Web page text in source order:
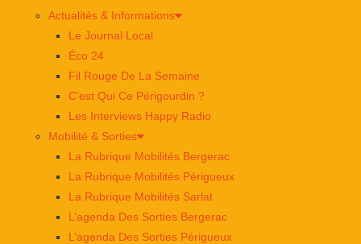
Actualités & Informations
Le Journal Local
Éco 24
Fil Rouge De La Semaine
C’est Qui Ce Périgourdin ?
Les Interviews Happy Radio
Mobilité & Sorties
La Rubrique Mobilités Bergerac
La Rubrique Mobilités Périgueux
La Rubrique Mobilités Sarlat
L’agenda Des Sorties Bergerac
L’agenda Des Sorties Périgueux